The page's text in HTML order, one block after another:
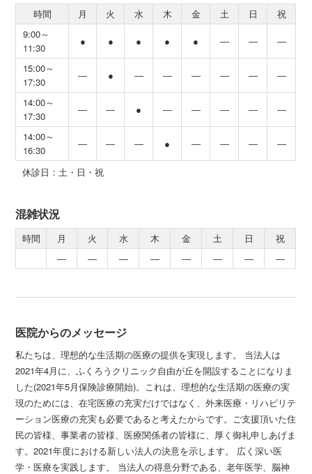
時間 月 火 水 木 金 土 日
祝
9:00～
11:30
● ● ● ● ● ― ― ―
15:00～
17:30
― ● ― ― ― ― ― ―
14:00～
17:30
― ― ● ― ― ― ― ―
14:00～
16:30
― ― ― ● ― ― ― ―
休診日：土・日・祝
混雑状況
時間 月 火 水 木 金 土 日
祝
―
― ― ― ― ― ― ―
医院からのメッセージ
私たちは、理想的な生活期の医療の提供を実現します。 当法人は
2021年4月に、ふくろうクリニック自由が丘を開設することになりま
した(2021年5月保険診療開始)。これは、理想的な生活期の医療の実
現のためには、在宅医療の充実だけではなく、外来医療・リハビリテ
ーション医療の充実も必要であると考えたからです。ご支援頂いた住
民の皆様、事業者の皆様、医療関係者の皆様に、厚く御礼申しあげま
す。2021年度における新しい法人の決意を示します。 広く深い医
学・医療を実践します。 当法人の得意分野である、老年医学、脳神